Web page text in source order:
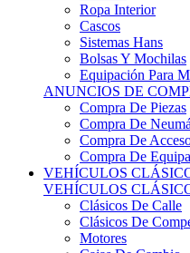
Cascos
Sistemas Hans
Bolsas Y Mochilas
Equipación Para
ANUNCIOS DE
Compra De Piezas
Compra De
Compra De
Compra De
VEHÍCULOS
VEHÍCULOS
Clásicos De Calle
Clásicos De
Motores
Cajas De Cambio
Carrocería